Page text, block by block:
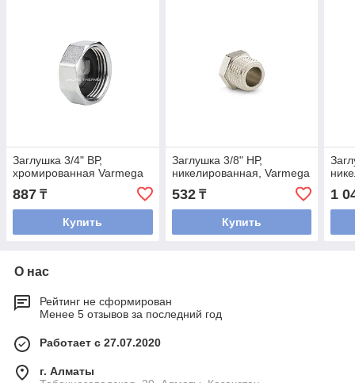
Заглушка 3/4" ВР,
хромированная Varmega
887 ₸
Купить
Заглушка 3/8" НР,
никелированная, Varmega
532₸
Купить
1
О нас
Рейтинг не сформирован
Менее 5 отзывов за последний год
Работает с 27.07.2020
г. Алматы